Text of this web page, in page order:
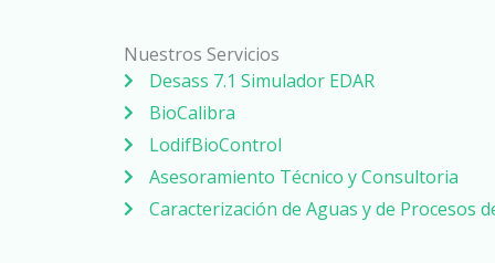
Nuestros Servicios
Desass 7.1 Simulador EDAR
BioCalibra
LodifBioControl
Asesoramiento Técnico y Consultoria
Caracterización de Aguas y de Procesos